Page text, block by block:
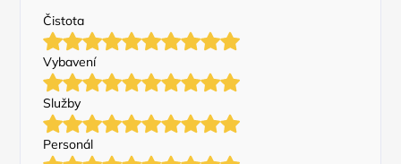
Čistota
Vybavení
Služby
Personál